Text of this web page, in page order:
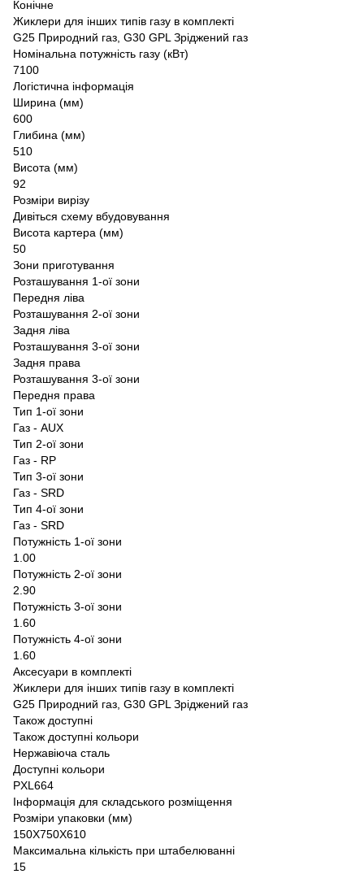
Конічне
Жиклери для інших типів газу в комплекті
G25 Природний газ, G30 GPL Зріджений газ
Номінальна потужність газу (кВт)
7100
Логістична інформація
Ширина (мм)
600
Глибина (мм)
510
Висота (мм)
92
Розміри вирізу
Дивіться схему вбудовування
Висота картера (мм)
50
Зони приготування
Розташування 1-ої зони
Передня ліва
Розташування 2-ої зони
Задня ліва
Розташування 3-ої зони
Задня права
Розташування 3-ої зони
Передня права
Тип 1-ої зони
Газ - AUX
Тип 2-ої зони
Газ - RP
Тип 3-ої зони
Газ - SRD
Тип 4-ої зони
Газ - SRD
Потужність 1-ої зони
1.00
Потужність 2-ої зони
2.90
Потужність 3-ої зони
1.60
Потужність 4-ої зони
1.60
Аксесуари в комплекті
Жиклери для інших типів газу в комплекті
G25 Природний газ, G30 GPL Зріджений газ
Також доступні
Також доступні кольори
Нержавіюча сталь
Доступні кольори
PXL664
Інформація для складського розміщення
Розміри упаковки (мм)
150X750X610
Максимальна кількість при штабелюванні
15